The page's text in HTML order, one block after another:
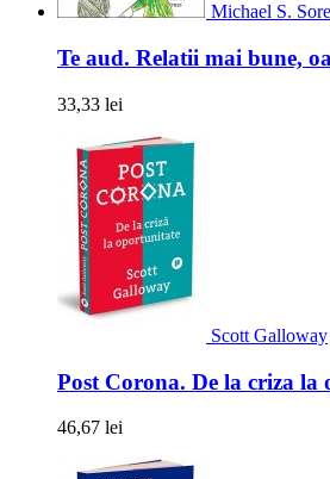
Michael S.
Te aud. Relatii mai bune,
33,33 lei
Scott Galloway
Post Corona. De la criza la
46,67 lei